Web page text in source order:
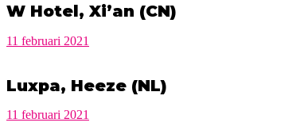
W Hotel, Xi’an (CN)
11 februari 2021
Luxpa, Heeze (NL)
11 februari 2021